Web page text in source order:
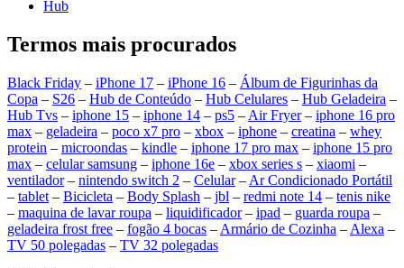
Hub
Termos mais procurados
Black Friday – iPhone 17 – iPhone 16 – Álbum de Figurinhas da
Copa – S26 – Hub de Conteúdo – Hub Celulares – Hub Geladeira –
Hub Tvs – iphone 15 – iphone 14 – ps5 – Air Fryer– iphone 16 pro
max – geladeira – poco x7 pro – xbox – iphone – creatina – whey
protein – microondas – kindle – iphone 17 pro max – iphone 15 pro
max – celular samsung – iphone 16e – xbox series s – xiaomi –
ventilador– nintendo switch 2 – Celular– Ar Condicionado Portátil
– tablet – Bicicleta – Body Splash – jbl – redmi note 14 – tenis nike
– maquina de lavar roupa – liquidificador– ipad – guarda roupa –
geladeira frost free – fogão 4 bocas – Armário de Cozinha – Alexa –
TV 50 polegadas – TV 32 polegadas